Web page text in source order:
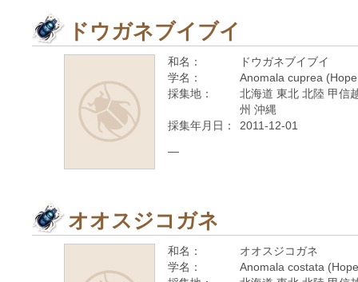
ドウガネブイブイ
和名：
ドウガネブイブイ
学名：
Anomala cuprea
採集地：
北海道 東北 北陸 甲信
州 沖縄
採集年月日：
2011-12-01
—
オオスジコガネ
和名：
オオスジコガネ
学名：
Anomala costata